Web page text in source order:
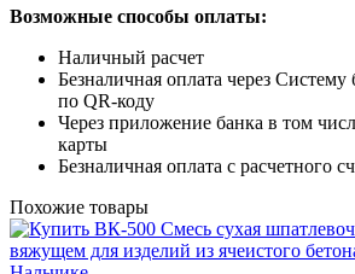
Возможные способы оплаты:
Наличный расчет
Безналичная оплата через
по QR-коду
Через приложение банка в том
карты
Безналичная оплата с расчетного
Похожие товары